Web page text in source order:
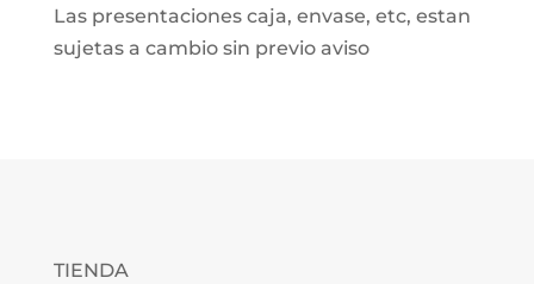
Las presentaciones caja, envase, etc, estan
sujetas a cambio sin previo aviso
TIENDA